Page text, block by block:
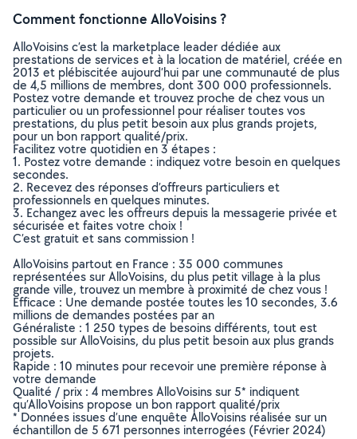
Comment fonctionne AlloVoisins ?
AlloVoisins c’est la marketplace leader dédiée aux
prestations de services et à la location de matériel, créée en
2013 et plébiscitée aujourd’hui par une communauté de plus
de 4,5 millions de membres, dont 300 000 professionnels.
Postez votre demande et trouvez proche de chez vous un
particulier ou un professionnel pour réaliser toutes vos
prestations, du plus petit besoin aux plus grands projets,
pour un bon rapport qualité/prix.
Facilitez votre quotidien en 3 étapes :
1. Postez votre demande : indiquez votre besoin en quelques
secondes.
2. Recevez des réponses d’offreurs particuliers et
professionnels en quelques minutes.
3. Echangez avec les offreurs depuis la messagerie privée et
sécurisée et faites votre choix !
C’est gratuit et sans commission !
AlloVoisins partout en France : 35 000 communes
représentées sur AlloVoisins, du plus petit village à la plus
grande ville, trouvez un membre à proximité de chez vous !
Efficace : Une demande postée toutes les 10 secondes, 3.6
millions de demandes postées par an
Généraliste : 1 250 types de besoins différents, tout est
possible sur AlloVoisins, du plus petit besoin aux plus grands
projets.
Rapide : 10 minutes pour recevoir une première réponse à
votre demande
Qualité / prix : 4 membres AlloVoisins sur 5* indiquent
qu’AlloVoisins propose un bon rapport qualité/prix
* Données issues d’une enquête AlloVoisins réalisée sur un
échantillon de 5 671 personnes interrogées (Février 2024)